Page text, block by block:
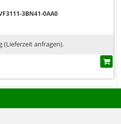
3BN41-0AA0
(Lieferzeit anfragen).